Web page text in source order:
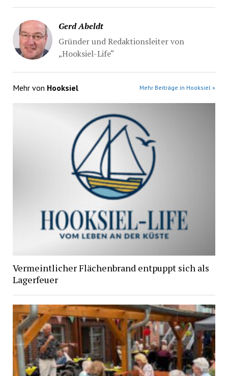
Gerd Abeldt
Gründer und Redaktionsleiter von
„Hooksiel-Life“
Mehr von Hooksiel Mehr Beiträge in Hooksiel »
Vermeintlicher Flächenbrand entpuppt sich als
Lagerfeuer